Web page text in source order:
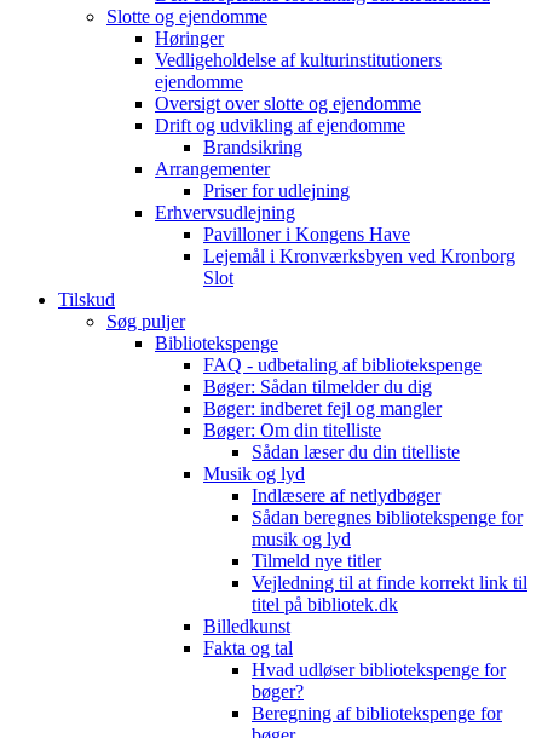
Slotte og ejendomme
Høringer
Vedligeholdelse af kulturinstitutioners
ejendomme
Oversigt over slotte og ejendomme
Drift og udvikling af ejendomme
Brandsikring
Arrangementer
Priser for udlejning
Erhvervsudlejning
Pavilloner i Kongens Have
Lejemål i Kronværksbyen ved Kronborg
Slot
Tilskud
Søg puljer
Bibliotekspenge
FAQ - udbetaling af bibliotekspenge
Bøger: Sådan tilmelder du dig
Bøger: indberet fejl og mangler
Bøger: Om din titelliste
Sådan læser du din titelliste
Musik og lyd
Indlæsere af netlydbøger
Sådan beregnes bibliotekspenge for
musik og lyd
Tilmeld nye titler
Vejledning til at finde korrekt link til
titel på bibliotek.dk
Billedkunst
Fakta og tal
Hvad udløser bibliotekspenge for
bøger?
Beregning af bibliotekspenge for